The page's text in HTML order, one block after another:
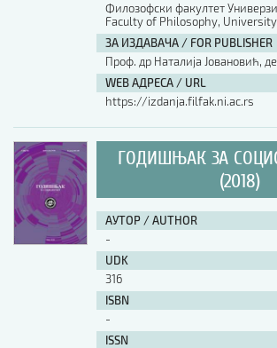
Филозофски факултет
Faculty of Philosophy,
ЗА ИЗДАВАЧА / FOR PUBLISHER
Проф. др Наталија Јовановић,
WEB АДРЕСА / URL
https://izdanja.filfak.ni.ac.rs
ГОДИШЊАК ЗА
(2018)
АУТОР / AUTHOR
-
UDK
316
ISBN
-
ISSN